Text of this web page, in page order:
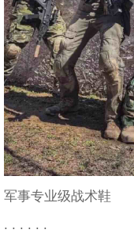
军事专业级战术鞋
. . . . . .